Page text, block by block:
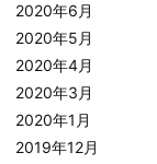
2020年6月
2020年5月
2020年4月
2020年3月
2020年1月
2019年12月